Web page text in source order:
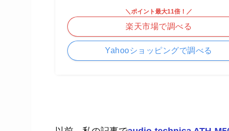
＼ポイント最大11倍！／
楽天市場で調べる
Yahooショッピングで調べる